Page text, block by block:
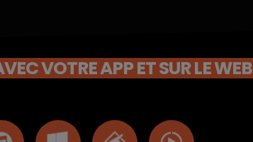
VOTRE APP ET SUR LE WEB